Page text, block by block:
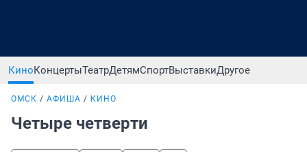
КиноКонцертыТеатрДетямСпортВыставкиДругое
ОМСК АФИША КИНО
Четыре четверти